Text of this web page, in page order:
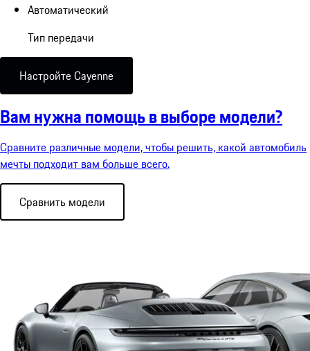
Автоматический
Тип передачи
Настройте Cayenne
Вам нужна помощь в выборе модели?
Сравните различные модели, чтобы решить, какой автомобиль
мечты подходит вам больше всего.
Сравнить модели